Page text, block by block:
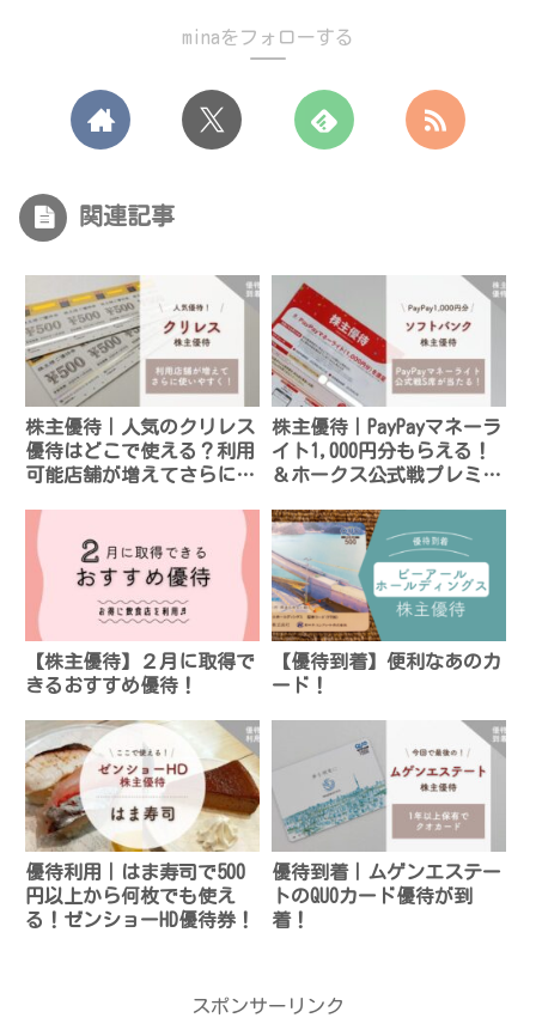
minaをフォローする
関連記事
株主優待｜人気のクリレス
優待はどこで使える？利用
可能店舗が増えてさらに使
株主優待｜PayPayマネーラ
イト1,000円分もらえる！
＆ホークス公式戦プレミア
【株主優待】２月に取得で
きるおすすめ優待！
【優待到着】便利なあのカ
ード！
優待利用｜はま寿司で500
円以上から何枚でも使え
る！ゼンショーHD優待券！
優待到着｜ムゲンエステー
トのQUOカード優待が到
着！
スポンサーリンク